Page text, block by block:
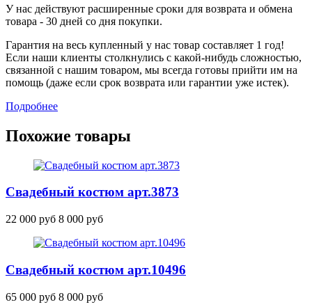
У нас действуют расширенные сроки для возврата и обмена
товара - 30 дней со дня покупки.
Гарантия на весь купленный у нас товар составляет 1 год!
Если наши клиенты столкнулись с какой-нибудь сложностью,
связанной с нашим товаром, мы всегда готовы прийти им на
помощь (даже если срок возврата или гарантии уже истек).
Подробнее
Похожие товары
Свадебный костюм арт.3873
22 000 руб 8 000 руб
Свадебный костюм арт.10496
65 000 руб 8 000 руб